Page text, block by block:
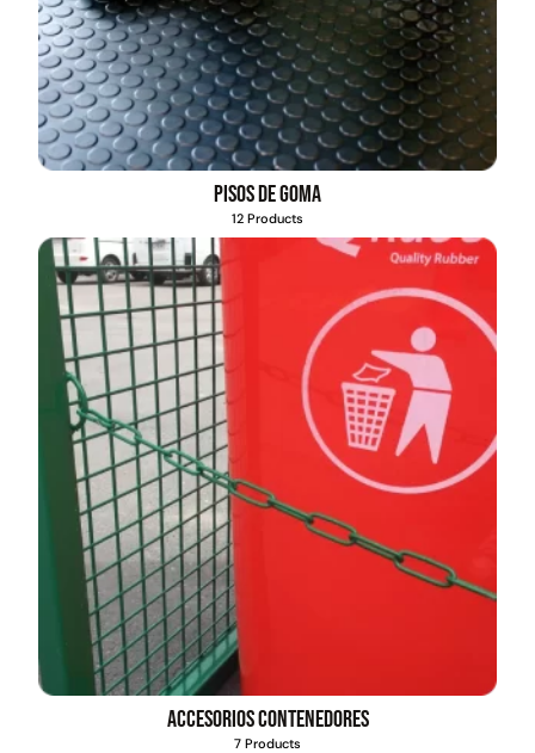
Pisos de goma
12 Products
Accesorios contenedores
7 Products